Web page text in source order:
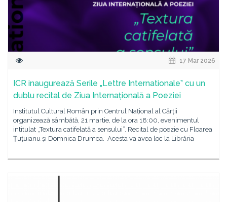
17 Mar 2026
ICR inaugurează Serile „Lettre Internationale” cu un
dublu recital de Ziua Internațională a Poeziei
Institutul Cultural Român prin Centrul Național al Cărții
organizează sâmbătă, 21 martie, de la ora 18:00, evenimentul
intitulat „Textura catifelată a sensului”. Recital de poezie cu Floarea
Țuțuianu și Domnica Drumea. Acesta va avea loc la Librăria